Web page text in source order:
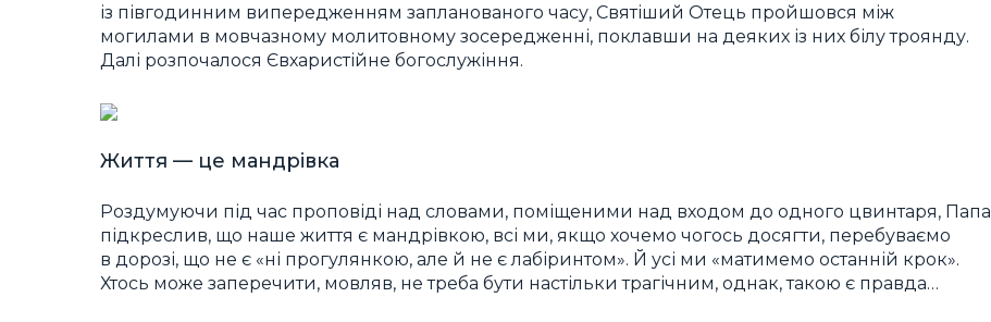
із півгодинним випередженням запланованого часу, Святіший Отець пройшовся між
могилами в мовчазному молитовному зосередженні, поклавши на деяких із них білу троянду.
Далі розпочалося Євхаристійне богослужіння.
Життя — це мандрівка
Роздумуючи під час проповіді над словами, поміщеними над входом до одного цвинтаря, Папа
підкреслив, що наше життя є мандрівкою, всі ми, якщо хочемо чогось досягти, перебуваємо
в дорозі, що не є «ні прогулянкою, але й не є лабіринтом». Й усі ми «матимемо останній крок».
Хтось може заперечити, мовляв, не треба бути настільки трагічним, однак, такою є правда…